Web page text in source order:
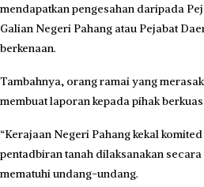
mendapatkan pengesahan daripada
Galian Negeri Pahang atau Pejabat
berkenaan.
Tambahnya, orang ramai yang
membuat laporan kepada pihak
“Kerajaan Negeri Pahang kekal
pentadbiran tanah dilaksanakan
mematuhi undang-undang.